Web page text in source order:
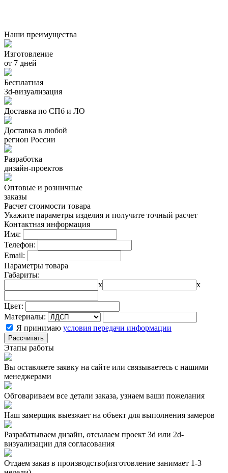
Наши преимущества
Изготовление
от 7 дней
Бесплатная
3d-визуализация
Доставка по СПб и ЛО
Доставка в любой
регион России
Разработка
дизайн-проектов
Оптовые и розничные
заказы
Расчет стоимости товара
Укажите параметры изделия и получите точный расчет
Контактная информация
Имя:
Телефон:
Email:
Параметры товара
Габариты:
x
x
Цвет:
Материалы:
Я принимаю условия передачи информации
Рассчитать
Этапы работы
Вы оставляете заявку на сайте или связываетесь с нашими
менеджерами
Обговариваем все детали заказа, узнаем ваши пожелания
Наш замерщик выезжает на объект для выполнения замеров
Разрабатываем дизайн, отсылаем проект 3d или 2d-
визуализации для согласования
Отдаем заказ в производство(изготовление занимает 1-3